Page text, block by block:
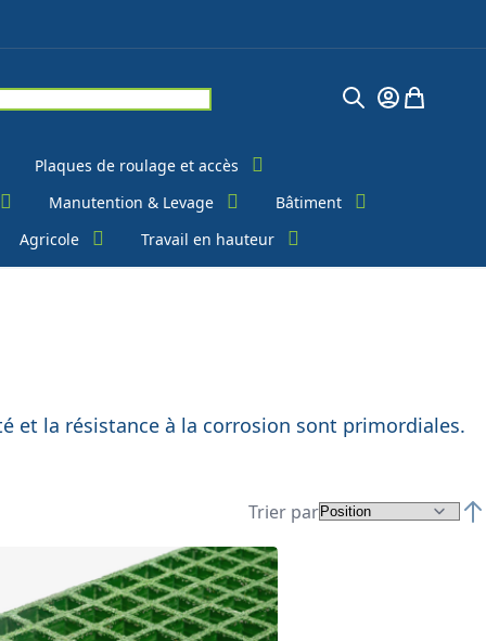
Chercher
Mon Compte
Mon
Plaques de roulage et accès
Manutention & Levage
Bâtiment
Agricole Travail en hauteur
et la résistance à la corrosion sont primordiales.
Trier par